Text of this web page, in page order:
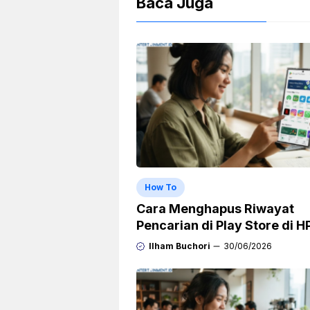
How To
Cara Menghapus Riwayat
Pencarian di Play Store di
Samsung, Xiaomi, OPPO, dan
Ilham Buchori 30/06/2026